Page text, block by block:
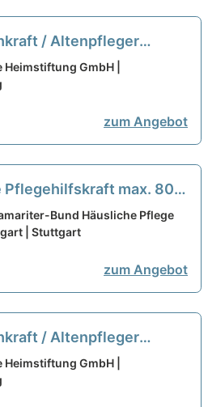
/ Altenpfleger
GmbH |
zum Angebot
Pflegehilfskraft max. 80%
Hier gehören Sie hin! neu
Bund Häusliche Pflege
| Stuttgart
zum Angebot
/ Altenpfleger
GmbH |